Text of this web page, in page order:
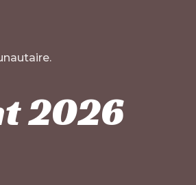
2026